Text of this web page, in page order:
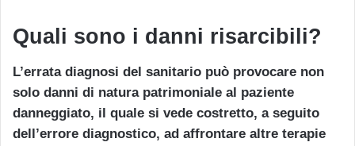
Quali sono i danni risarcibili?
L’errata diagnosi del sanitario può provocare non
solo danni di natura patrimoniale al paziente
danneggiato, il quale si vede costretto, a seguito
dell’errore diagnostico, ad affrontare altre terapie